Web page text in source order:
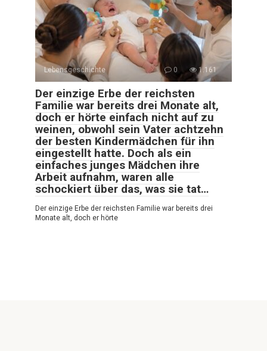
Lebensgeschichte 0 1.161
Der einzige Erbe der reichsten
Familie war bereits drei Monate alt,
doch er hörte einfach nicht auf zu
weinen, obwohl sein Vater achtzehn
der besten Kindermädchen für ihn
eingestellt hatte. Doch als ein
einfaches junges Mädchen ihre
Arbeit aufnahm, waren alle
schockiert über das, was sie tat…
Der einzige Erbe der reichsten Familie war bereits drei
Monate alt, doch er hörte